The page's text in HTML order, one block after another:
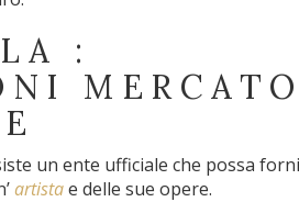
:
un ente ufficiale che possa
artistae delle sue opere.